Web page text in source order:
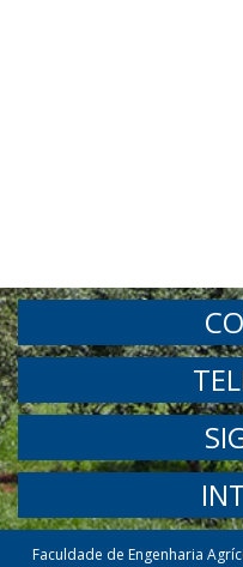
Faculdade de Engenharia